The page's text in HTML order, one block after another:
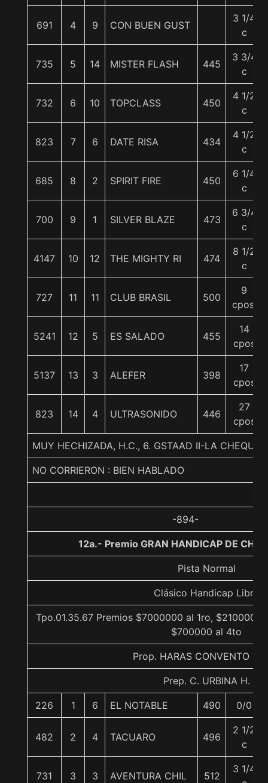
691 4 9 CON BUEN GUST
3 1/4
c
735 5 14 MISTER FLASH 445
3 3/4
c
732 6 10 TOPCLASS 450
4 1/2
c
823 7 6 DATE RISA 434
4 1/2
c
685 8 2 SPIRIT FIRE 450
6 1/4
c
700 9 1 SILVER BLAZE 473
6 3/4
c
4147 10 12 THE MIGHTY RI 474
8 1/2
c
727 11 11 CLUB BRASIL 500
9
cpos.
5241 12 5 ES SALADO 455
14
cpos
5137 13 3 ALEFER 398
17
cpos
823 14 4 ULTRASONIDO 446
27
cpos
MUY HECHIZADA, H.C., 6. GSTAAD II-LA
NO CORRIERON : BIEN HABLADO
-894-
12a.- Premio GRAN HANDICAP DE
Pista Normal
Clásico Handicap Libre
Tpo.01.35.67 Premios $7000000 al 1ro,
$700000 al 4to
Prop. HARAS CONVENTO
Prep. C. URBINA H.
226 1 6 EL NOTABLE 490 0/0
482 2 4 TACUARO 496
2 1/2
c
731 3 3 AVENTURA CHIL 512
3 1/4